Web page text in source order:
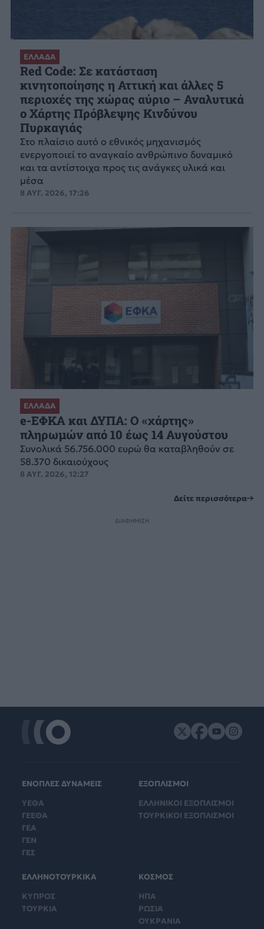
ΕΛΛΑΔΑ
Red Code: Σε κατάσταση
κινητοποίησης η Αττική και άλλες 5
περιοχές της χώρας αύριο – Αναλυτικά
ο Χάρτης Πρόβλεψης Κινδύνου
Πυρκαγιάς
Στο πλαίσιο αυτό ο εθνικός μηχανισμός
ενεργοποιεί το αναγκαίο ανθρώπινο δυναμικό
και τα αντίστοιχα προς τις ανάγκες υλικά και
μέσα
8 ΑΥΓ. 2026, 17:26
ΕΛΛΑΔΑ
e-ΕΦΚΑ και ΔΥΠΑ: Ο «χάρτης»
πληρωμών από 10 έως 14 Αυγούστου
Συνολικά 56.756.000 ευρώ θα καταβληθούν σε
58.370 δικαιούχους
8 ΑΥΓ. 2026, 12:27
Δείτε περισσότερα
ΔΙΑΦΗΜΙΣΗ
ΕΝΟΠΛΕΣ ΔΥΝΑΜΕΙΣ
ΥΕΘΑ
ΓΕΕΘΑ
ΓΕΑ
ΓΕΝ
ΓΕΣ
ΕΞΟΠΛΙΣΜΟΙ
ΕΛΛΗΝΙΚΟΙ ΕΞΟΠΛΙΣΜΟΙ
ΤΟΥΡΚΙΚΟΙ ΕΞΟΠΛΙΣΜΟΙ
ΕΛΛΗΝΟΤΟΥΡΚΙΚΑ
ΚΥΠΡΟΣ
ΤΟΥΡΚΙΑ
ΚΟΣΜΟΣ
ΗΠΑ
ΡΩΣΙΑ
ΟΥΚΡΑΝΙΑ